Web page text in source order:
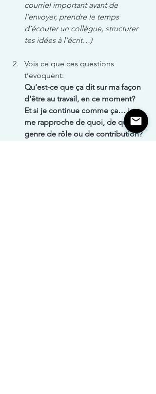
courriel important avant de
l’envoyer, prendre le temps
d’écouter un collègue, structurer
tes idées à l’écrit…)
Vois ce que ces questions
t’évoquent:
Qu’est-ce que ça dit sur ma façon
d’être au travail, en ce moment?
Et si je continue comme ça… je
me rapproche de quoi, de quel
genre de rôle ou de contribution?